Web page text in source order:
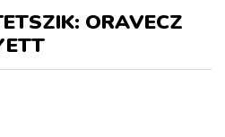
Kosár megtekintése
ORAVECZ